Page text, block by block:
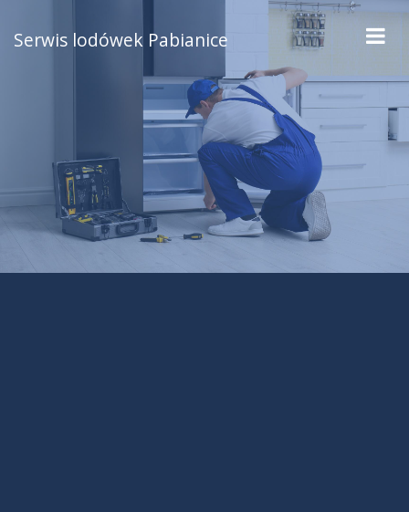
Serwis lodówek Pabianice